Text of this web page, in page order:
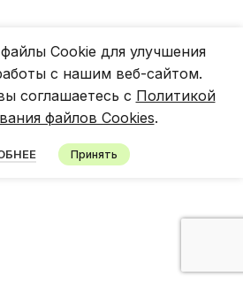
Cookie для улучшения
с нашим веб-сайтом.
соглашаетесь с Политикой
файлов Cookies.
Принять